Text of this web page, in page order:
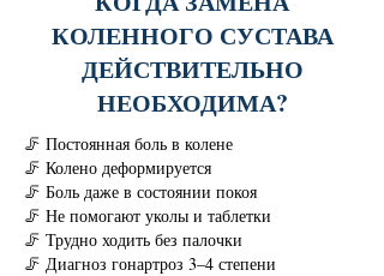
КОЛЕННОГО СУСТАВА
ДЕЙСТВИТЕЛЬНО
НЕОБХОДИМА?
🦵 Постоянная боль в колене
🦵 Колено деформируется
🦵 Боль даже в состоянии покоя
🦵 Не помогают уколы и таблетки
🦵 Трудно ходить без палочки
🦵 Диагноз гонартроз 3–4 степени